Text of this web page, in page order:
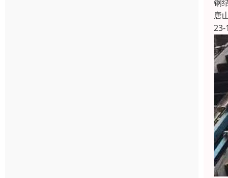
钢
唐
23-